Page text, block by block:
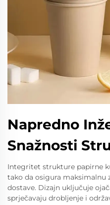
Napredno
Snažnosti
Integritet strukture papirne
tako da osigura
dostave. Dizajn uključuje
sprječavaju drobljenje i